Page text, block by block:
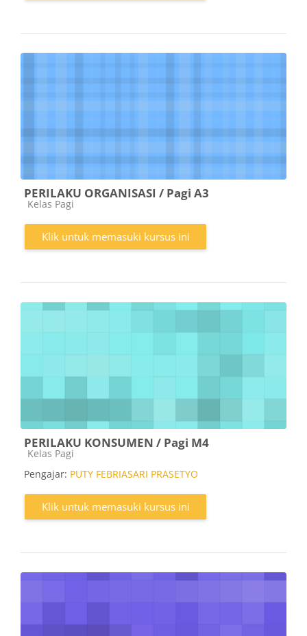
PERILAKU ORGANISASI / Pagi A3
Kategori kursus
Kelas Pagi
Klik untuk memasuki kursus ini
PERILAKU KONSUMEN / Pagi M4
Kategori kursus
Kelas Pagi
Pengajar: PUTY FEBRIASARI PRASETYO
Klik untuk memasuki kursus ini